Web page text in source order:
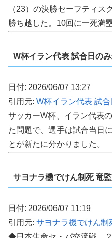
（23）の決勝セーフティス
勝ち越した。10回に一死満
W杯イラン代表 試合日の
日付: 2026/06/07 13:27
引用元: W杯イラン代表 試
サッカーW杯、イラン代表
た問題で、選手は試合当日
とが新たに分かりました。
サヨナラ機でけん制死 竜
日付: 2026/06/07 11:19
引用元: サヨナラ機でけん制